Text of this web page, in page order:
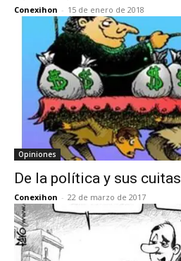
Conexihon - 15 de enero de 2018
Opiniones
De la política y sus cuitas
Conexihon - 22 de marzo de 2017